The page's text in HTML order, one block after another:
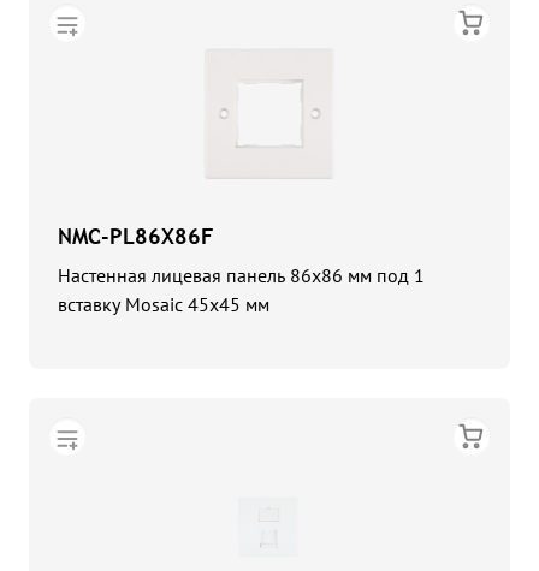
NMC-PL86X86F
Настенная лицевая панель 86x86 мм под 1
вставку Mosaic 45x45 мм